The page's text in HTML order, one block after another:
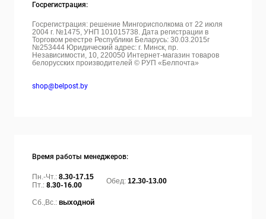
Госрегистрация:
Госрегистрация: решение Мингорисполкома от 22 июля
2004 г. №1475, УНП 101015738. Дата регистрации в
Торговом реестре Республики Беларусь: 30.03.2015г
№253444 Юридический адрес: г. Минск, пр.
Независимости, 10, 220050 Интернет-магазин товаров
белорусских производителей © РУП «Белпочта»
shop@belpost.by
Время работы менеджеров:
Пн.-Чт.: 8.30-17.15
Пт.: 8.30-16.00 Обед: 12.30-13.00
Сб.,Вс.: выходной